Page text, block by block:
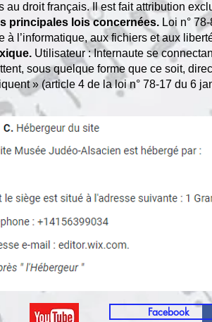
au droit français. Il est fait attribution
principales lois concernées. Loi n°
à l’informatique, aux fichiers et aux
Utilisateur : Internaute se
sous quelque forme que ce soit,
» (article 4 de la loi n° 78-17 du 6
Facebook